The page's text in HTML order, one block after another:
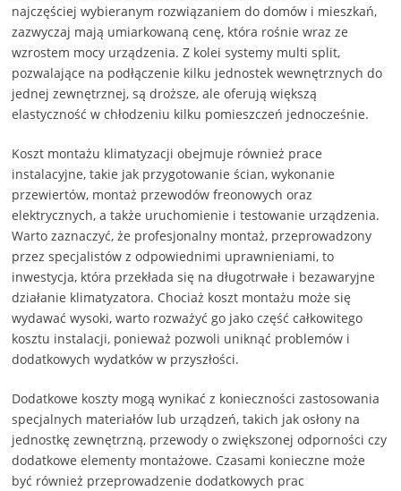
najczęściej wybieranym rozwiązaniem do domów i mieszkań,
zazwyczaj mają umiarkowaną cenę, która rośnie wraz ze
wzrostem mocy urządzenia. Z kolei systemy multi split,
pozwalające na podłączenie kilku jednostek wewnętrznych do
jednej zewnętrznej, są droższe, ale oferują większą
elastyczność w chłodzeniu kilku pomieszczeń jednocześnie.
Koszt montażu klimatyzacji obejmuje również prace
instalacyjne, takie jak przygotowanie ścian, wykonanie
przewiertów, montaż przewodów freonowych oraz
elektrycznych, a także uruchomienie i testowanie urządzenia.
Warto zaznaczyć, że profesjonalny montaż, przeprowadzony
przez specjalistów z odpowiednimi uprawnieniami, to
inwestycja, która przekłada się na długotrwałe i bezawaryjne
działanie klimatyzatora. Chociaż koszt montażu może się
wydawać wysoki, warto rozważyć go jako część całkowitego
kosztu instalacji, ponieważ pozwoli uniknąć problemów i
dodatkowych wydatków w przyszłości.
Dodatkowe koszty mogą wynikać z konieczności zastosowania
specjalnych materiałów lub urządzeń, takich jak osłony na
jednostkę zewnętrzną, przewody o zwiększonej odporności czy
dodatkowe elementy montażowe. Czasami konieczne może
być również przeprowadzenie dodatkowych prac